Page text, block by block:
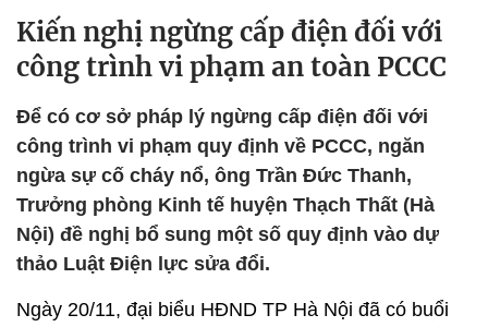
Kiến nghị ngừng cấp điện đối với
công trình vi phạm an toàn PCCC
Để có cơ sở pháp lý ngừng cấp điện đối với
công trình vi phạm quy định về PCCC, ngăn
ngừa sự cố cháy nổ, ông Trần Đức Thanh,
Trưởng phòng Kinh tế huyện Thạch Thất (Hà
Nội) đề nghị bổ sung một số quy định vào dự
thảo Luật Điện lực sửa đổi.
Ngày 20/11, đại biểu HĐND TP Hà Nội đã có buổi